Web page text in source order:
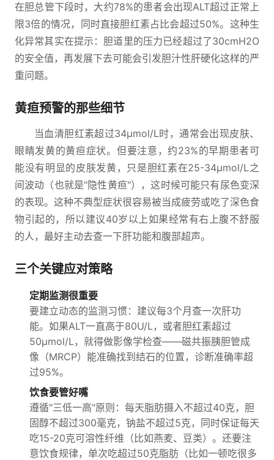
在胆总管下段时，大约78%的患者会出现ALT超过正常上
限3倍的情况，同时直接胆红素占比会超过50%。这种生
化异常其实在提示：胆道里的压力已经超过了30cmH2O
的安全值，再发展下去可能会引发胆汁性肝硬化这样的严
重问题。
黄疸预警的那些细节
当血清胆红素超过34μmol/L时，通常会出现皮肤、
眼睛发黄的黄疸症状。但要注意，约23%的早期患者可
能没有明显的皮肤发黄，只是胆红素在25-34μmol/L之
间波动（也就是"隐性黄疸"），这时候可能只有尿色变深
的表现。这种不典型症状很容易被当成疲劳或吃了深色食
物引起的，所以建议40岁以上如果经常有右上腹不舒服
的人，最好主动去查一下肝功能和腹部超声。
三个关键应对策略
定期监测很重要
要建立动态的监测习惯：建议每3个月查一次肝功
能。如果ALT一直高于80U/L，或者胆红素超过
50μmol/L，就得做影像学检查——磁共振胰胆管成
像（MRCP）能准确找到结石的位置，诊断准确率超
过95%。
饮食要管好嘴
遵循"三低一高"原则：每天脂肪摄入不超过40克，胆
固醇不超过300毫克，钠盐不超过5克，同时保证每天
吃15-20克可溶性纤维（比如燕麦、豆类）。还要注
意饮食规律，单次吃超过50克脂肪（比如一顿吃很多